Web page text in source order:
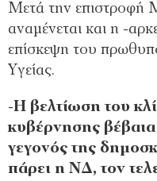
Μετά την επιστροφή
αναμένεται και η -
επίσκεψη του
Υγείας.
-Η βελτίωση του
κυβέρνησης
γεγονός της
πάρει η ΝΔ, τον